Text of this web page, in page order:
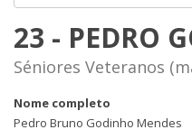
23 - PEDRO
Séniores Veteranos
Nome completo
Pedro Bruno Godinho Mendes